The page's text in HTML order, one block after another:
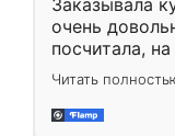
Заказывала
очень
посчитала,
Замерщик
делу со
за день,
Читать